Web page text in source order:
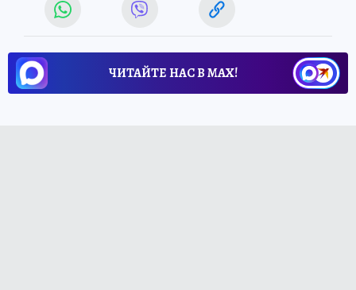
ЧИТАЙТЕ НАС В МАХ!